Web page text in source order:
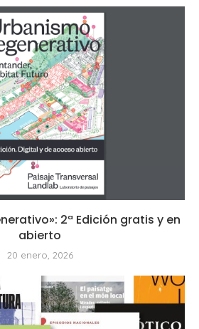
2ª Edición gratis y en
abierto
20 enero, 2026